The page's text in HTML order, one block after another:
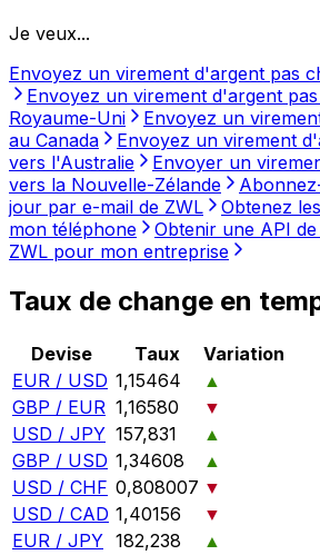
Je veux...
Envoyez un virement d'argent pas
Envoyez un virement d'argent
Royaume-Uni
Envoyez un
au Canada
Envoyez un virement
vers l'Australie
Envoyer un
vers la Nouvelle-Zélande
jour par e-mail de ZWL
Obtenez
mon téléphone
Obtenir une API
ZWL pour mon entreprise
Taux de change en
Devise Taux
Variation
EUR / USD 1,15464
▲
GBP / EUR 1,16580
▼
USD / JPY 157,831
▲
GBP / USD 1,34608
▲
USD / CHF 0,808007 ▼
USD / CAD 1,40156
▼
EUR / JPY 182,238
▲